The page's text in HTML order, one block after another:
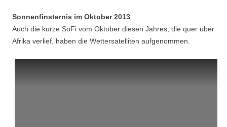
Sonnenfinsternis im Oktober 2013
Auch die kurze SoFi vom Oktober diesen Jahres, die quer über
Afrika verlief, haben die Wettersatelliten aufgenommen.